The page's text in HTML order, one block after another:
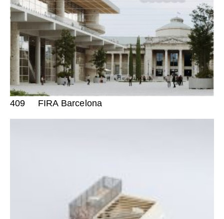
409 FIRA Barcelona